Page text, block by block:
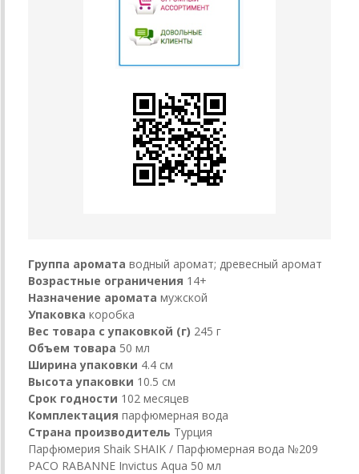
Группа аромата водный аромат; древесный аромат
Возрастные ограничения 14+
Назначение аромата мужской
Упаковка коробка
Вес товара с упаковкой (г) 245 г
Объем товара 50 мл
Ширина упаковки 4.4 см
Высота упаковки 10.5 см
Срок годности 102 месяцев
Комплектация парфюмерная вода
Страна производитель Турция
Парфюмерия Shaik SHAIK / Парфюмерная вода №209
PACO RABANNE Invictus Aqua 50 мл